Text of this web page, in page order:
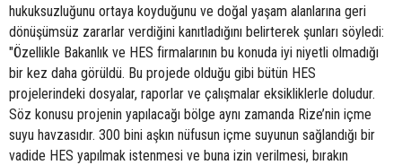
hukuksuzluğunu ortaya koyduğunu ve doğal yaşam alanlarına geri
dönüşümsüz zararlar verdiğini kanıtladığını belirterek şunları söyledi:
"Özellikle Bakanlık ve HES firmalarının bu konuda iyi niyetli olmadığı
bir kez daha görüldü. Bu projede olduğu gibi bütün HES
projelerindeki dosyalar, raporlar ve çalışmalar eksikliklerle doludur.
Söz konusu projenin yapılacağı bölge aynı zamanda Rize’nin içme
suyu havzasıdır. 300 bini aşkın nüfusun içme suyunun sağlandığı bir
vadide HES yapılmak istenmesi ve buna izin verilmesi, bırakın